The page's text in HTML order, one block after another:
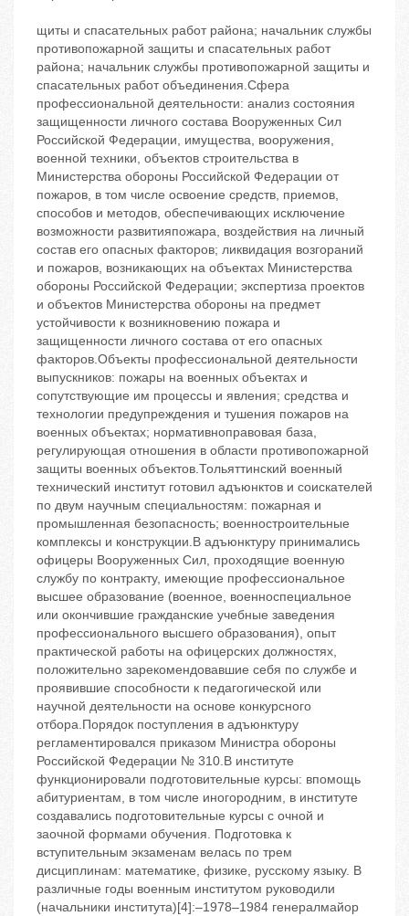
щиты и спасательных работ района; начальник службы
противопожарной защиты и спасательных работ
района; начальник службы противопожарной защиты и
спасательных работ объединения.Сфера
профессиональной деятельности: анализ состояния
защищенности личного состава Вооруженных Сил
Российской Федерации, имущества, вооружения,
военной техники, объектов строительства в
Министерства обороны Российской Федерации от
пожаров, в том числе освоение средств, приемов,
способов и методов, обеспечивающих исключение
возможности развитияпожара, воздействия на личный
состав его опасных факторов; ликвидация возгораний
и пожаров, возникающих на объектах Министерства
обороны Российской Федерации; экспертиза проектов
и объектов Министерства обороны на предмет
устойчивости к возникновению пожара и
защищенности личного состава от его опасных
факторов.Объекты профессиональной деятельности
выпускников: пожары на военных объектах и
сопутствующие им процессы и явления; средства и
технологии предупреждения и тушения пожаров на
военных объектах; нормативноправовая база,
регулирующая отношения в области противопожарной
защиты военных объектов.Тольяттинский военный
технический институт готовил адъюнктов и соискателей
по двум научным специальностям: пожарная и
промышленная безопасность; военностроительные
комплексы и конструкции.В адъюнктуру принимались
офицеры Вооруженных Сил, проходящие военную
службу по контракту, имеющие профессиональное
высшее образование (военное, военноспециальное
или окончившие гражданские учебные заведения
профессионального высшего образования), опыт
практической работы на офицерских должностях,
положительно зарекомендовавшие себя по службе и
проявившие способности к педагогической или
научной деятельности на основе конкурсного
отбора.Порядок поступления в адъюнктуру
регламентировался приказом Министра обороны
Российской Федерации № 310.В институте
функционировали подготовительные курсы: впомощь
абитуриентам, в том числе иногородним, в институте
создавались подготовительные курсы с очной и
заочной формами обучения. Подготовка к
вступительным экзаменам велась по трем
дисциплинам: математике, физике, русскому языку. В
различные годы военным институтом руководили
(начальники института)[4]:–1978–1984 генералмайор